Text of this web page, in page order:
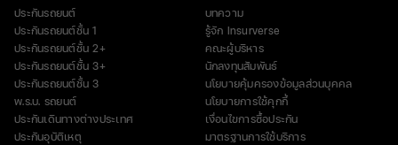
ประกันรถยนต์
ประกันรถยนต์ชั้น 1
ประกันรถยนต์ชั้น 2+
ประกันรถยนต์ชั้น 3+
ประกันรถยนต์ชั้น 3
พ.ร.บ. รถยนต์
ประกันเดินทางต่างประเทศ
ประกันอุบัติเหตุ
บทความ
รู้จัก Insurverse
คณะผู้บริหาร
นักลงทุนสัมพันธ์
นโยบายคุ้มครองข้อมูลส่วนบุคคล
นโยบายการใช้คุกกี้
เงื่อนไขการซื้อประกัน
มาตรฐานการใช้บริการ